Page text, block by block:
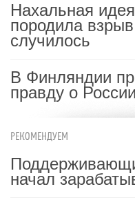
Нахальная
породила
случилось
В Финляндии
правду о России
РЕКОМЕНДУЕМ
начал